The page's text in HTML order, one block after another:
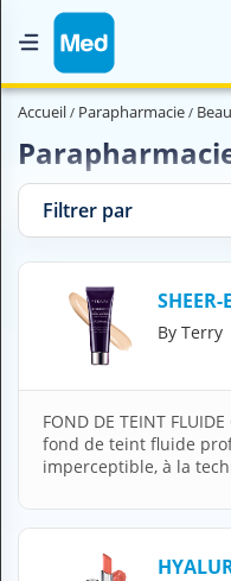
Accueil
Magazine Médical
Nous contacter
U
R
C
Accueil Parapharmacie
Filtrer par
By Terry
FOND DE TEINT
fond de teint fluide
imperceptible, à la